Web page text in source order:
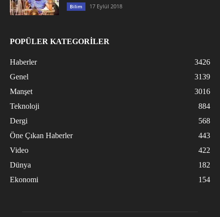
Bilim 17 Eylül 2018
POPÜLER KATEGORİLER
Haberler
3426
Genel
3139
Manşet
3016
Teknoloji
884
Dergi
568
Öne Çıkan Haberler
443
Video
422
Dünya
182
Ekonomi
154